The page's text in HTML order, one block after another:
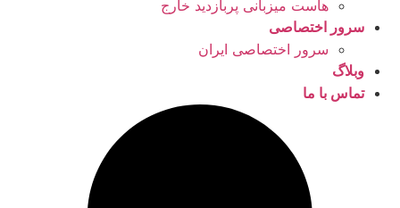
هاست میزبانی پربازدید خارج
سرور اختصاصی
سرور اختصاصی ایران
وبلاگ
تماس با ما